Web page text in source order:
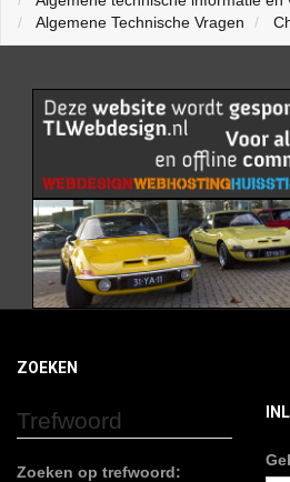
Algemene Technische Vragen
ZOEKEN
Trefwoord
Zoeken op trefwoord: